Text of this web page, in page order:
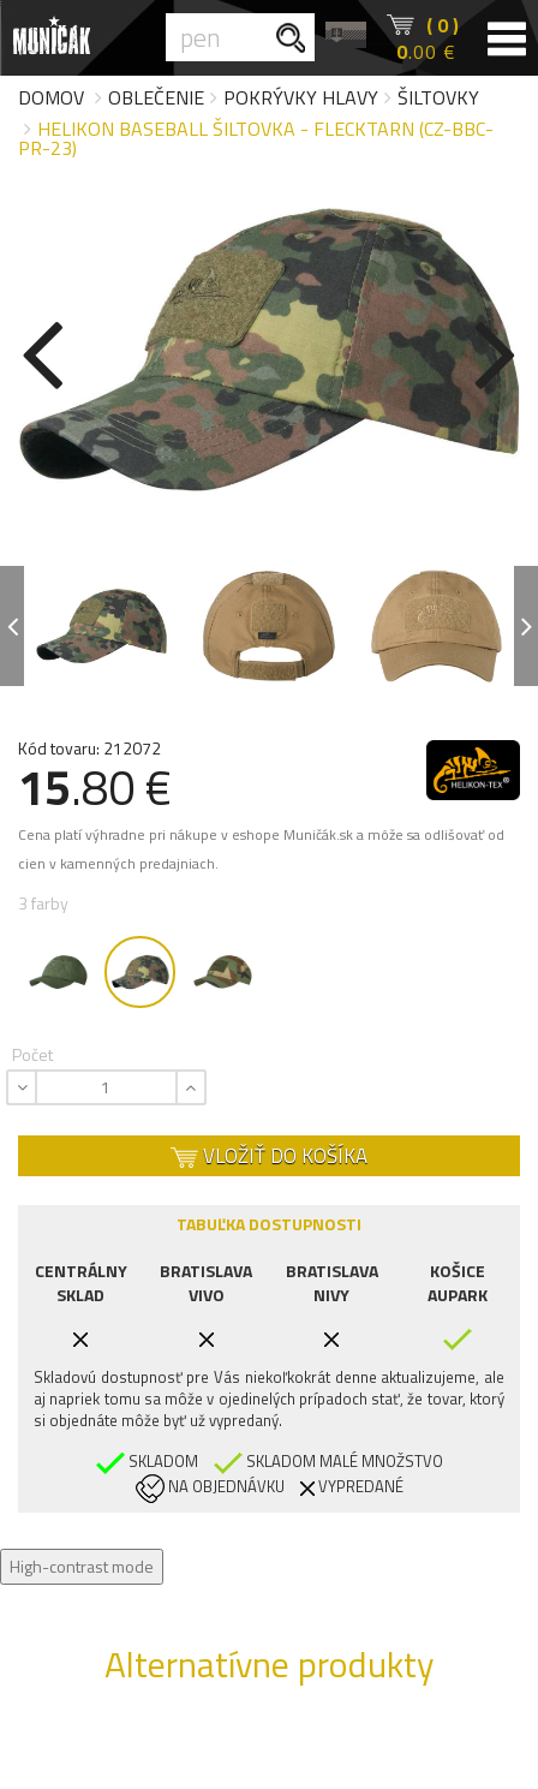
( 0 )
0.00 €
DOMOV
OBLEČENIE POKRÝVKY HLAVY
ŠILTOVKY
HELIKON BASEBALL ŠILTOVKA - FLECKTARN (CZ-BBC-
PR-23)
Kód tovaru: 212072
15.80 €
Cena platí výhradne pri nákupe v eshope Muničák.sk a môže sa odlišovať od
cien v kamenných predajniach.
3 farby
Počet
VLOŽIŤ DO KOŠÍKA
TABUĽKA DOSTUPNOSTI
CENTRÁLNY
SKLAD
BRATISLAVA
VIVO
BRATISLAVA
NIVY
KOŠICE
AUPARK
Skladovú dostupnosť pre Vás niekoľkokrát denne aktualizujeme, ale
aj napriek tomu sa môže v ojedinelých prípadoch stať, že tovar, ktorý
si objednáte môže byť už vypredaný.
SKLADOM
SKLADOM MALÉ MNOŽSTVO
NA OBJEDNÁVKU
VYPREDANÉ
High-contrast mode
Alternatívne produkty